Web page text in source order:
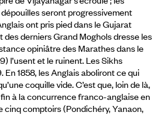
seront progressivement
ont pris pied dans le Gujarat
des derniers Grand Moghols dresse les
opiniâtre des Marathes dans le
l’usent et le ruinent. Les Sikhs
En 1858, les Anglais aboliront ce qui
coquille vide. C’est que, loin de là,
à la concurrence franco-anglaise en
cinq comptoirs (Pondichéry, Yanaon,